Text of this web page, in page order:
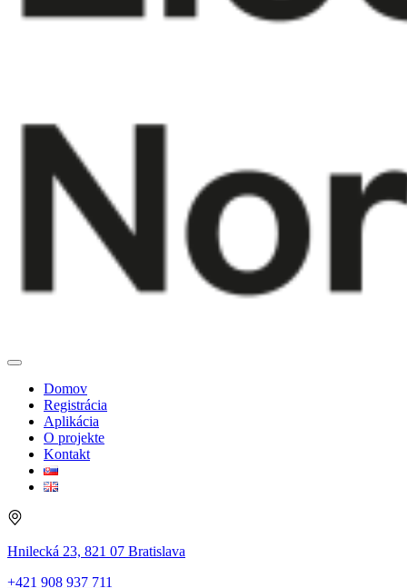
Domov
Registrácia
Aplikácia
O projekte
Kontakt
Hnilecká 23, 821 07 Bratislava
+421 908 937 711